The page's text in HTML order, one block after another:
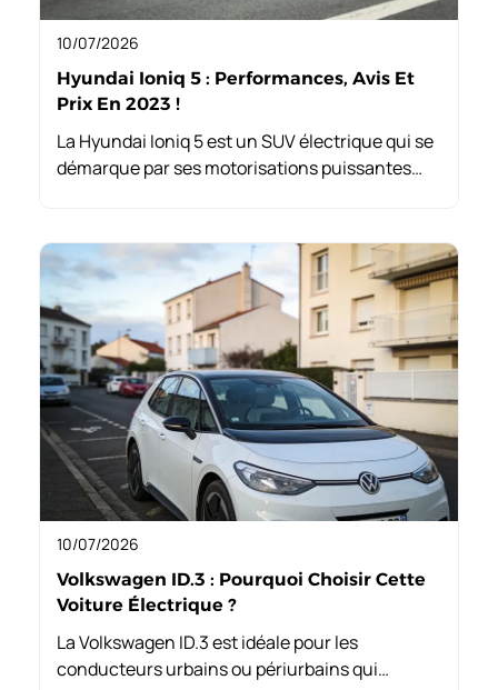
10/07/2026
Hyundai Ioniq 5 : Performances, Avis Et
Prix En 2023 !
La Hyundai Ioniq 5 est un SUV électrique qui se
démarque par ses motorisations puissantes
minutes, rendant chaque trajet agréable.
10/07/2026
Volkswagen ID.3 : Pourquoi Choisir Cette
Voiture Électrique ?
La Volkswagen ID.3 est idéale pour les
conducteurs urbains ou périurbains qui